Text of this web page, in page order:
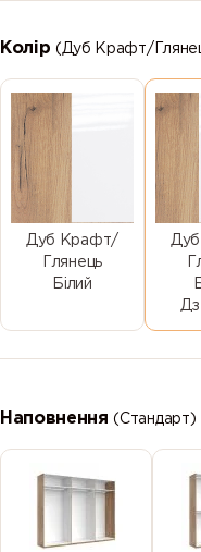
Колір(Дуб Крафт/
Дуб Крафт/
Глянець
Білий
Наповнення(Стандарт)